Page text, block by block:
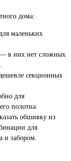
дома:
маленьких
в них нет сложных
секционных
для
полотна.
обшивку из
для
и забором.